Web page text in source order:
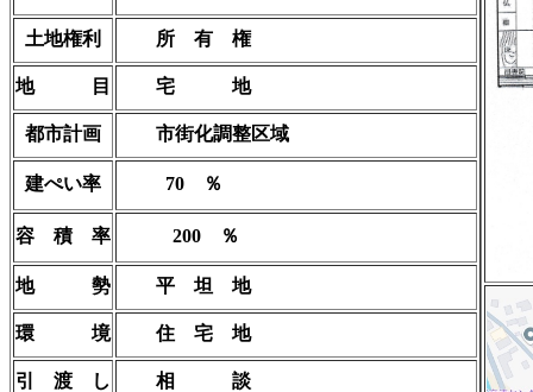
土地権利 所 有 権
地 目 宅 地
都市計画 市街化調整区域
建ぺい率 70 ％
容 積 率 200 ％
地 勢 平 坦 地
環 境 住 宅 地
引 渡 し 相 談